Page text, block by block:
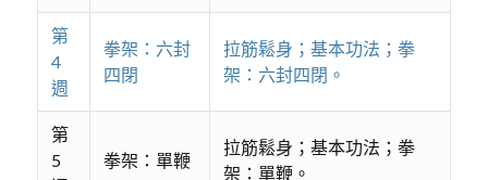
第
4
週
拳架：六封
四閉
拉筋鬆身；基本功法；拳
架：六封四閉。
第
5
拳架：單鞭
拉筋鬆身；基本功法；拳
架：單鞭。